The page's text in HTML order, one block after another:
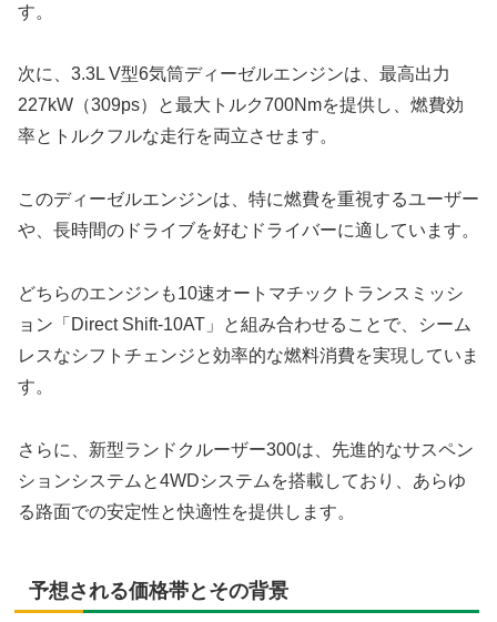
す。
次に、3.3L V型6気筒ディーゼルエンジンは、最高出力
227kW（309ps）と最大トルク700Nmを提供し、燃費効
率とトルクフルな走行を両立させます。
このディーゼルエンジンは、特に燃費を重視するユーザー
や、長時間のドライブを好むドライバーに適しています。
どちらのエンジンも10速オートマチックトランスミッシ
ョン「Direct Shift-10AT」と組み合わせることで、シーム
レスなシフトチェンジと効率的な燃料消費を実現していま
す。
さらに、新型ランドクルーザー300は、先進的なサスペン
ションシステムと4WDシステムを搭載しており、あらゆ
る路面での安定性と快適性を提供します。
予想される価格帯とその背景